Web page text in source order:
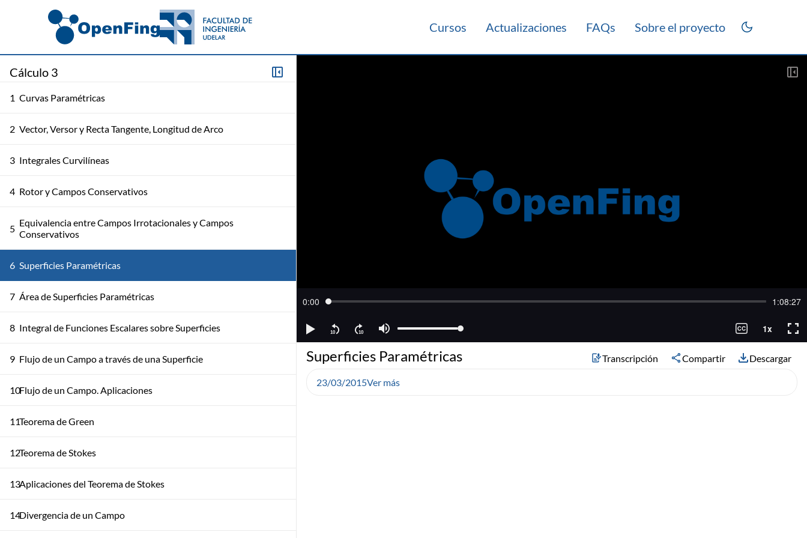
Cursos Actualizaciones FAQs Sobre el proyecto
Cálculo 3
1 Curvas Paramétricas
2 Vector, Versor y Recta Tangente, Longitud de Arco
3 Integrales Curvilíneas
4 Rotor y Campos Conservativos
5 Equivalencia entre Campos Irrotacionales y Campos
Conservativos
6 Superficies Paramétricas
7 Área de Superficies Paramétricas
8 Integral de Funciones Escalares sobre Superficies
9 Flujo de un Campo a través de una Superficie
10Flujo de un Campo. Aplicaciones
11Teorema de Green
12Teorema de Stokes
13Aplicaciones del Teorema de Stokes
14Divergencia de un Campo
Superficies Paramétricas Transcripción Compartir Descargar
23/03/2015Ver más